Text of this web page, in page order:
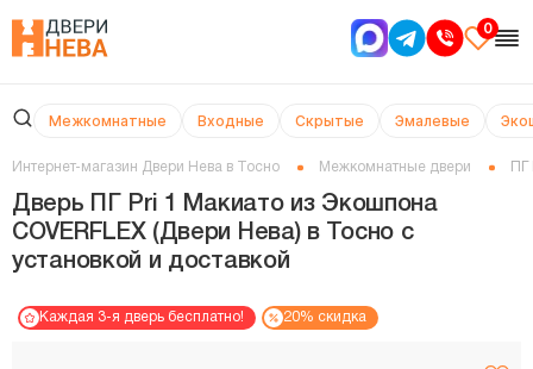
0
Межкомнатные Входные Скрытые Эмалевые
Интернет-магазин Двери Нева в Тосно Межкомнатные двери
Дверь ПГ Pri 1 Макиато из Экошпона
COVERFLEX (Двери Нева) в Тосно с
установкой и доставкой
Каждая 3-я дверь бесплатно! 20% скидка